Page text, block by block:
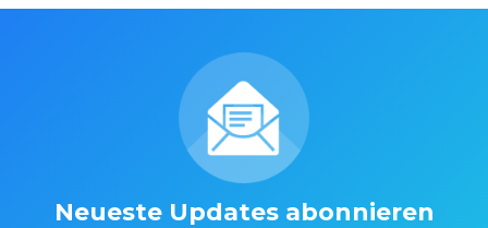
Neueste Updates abonnieren